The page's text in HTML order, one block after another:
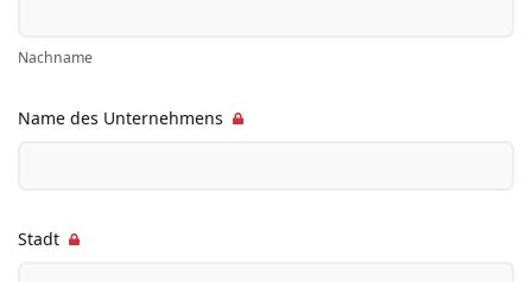
Nachname
Name des Unternehmens
Stadt